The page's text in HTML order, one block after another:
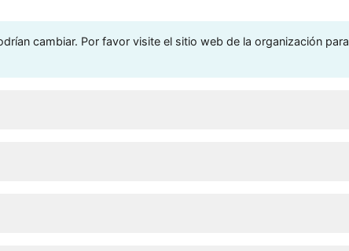
cambiar. Por favor visite el sitio web de la organización para